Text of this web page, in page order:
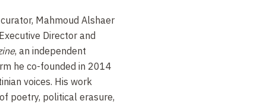
Mahmoud Alshaer
Director and
, an independent
he co-founded in 2014
voices. His work
poetry, political erasure,